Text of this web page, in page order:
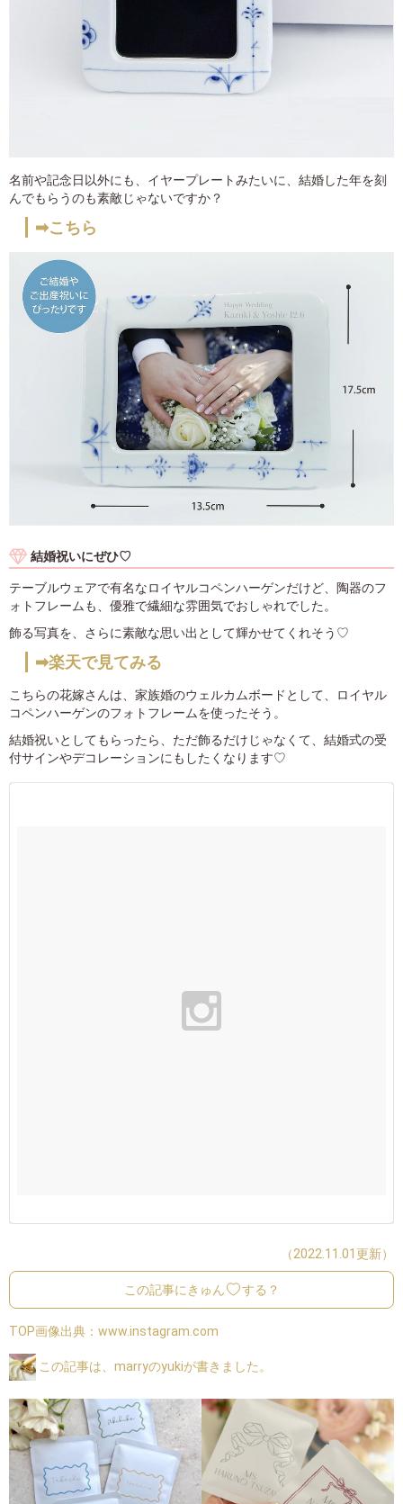
名前や記念日以外にも、イヤープレートみたいに、結婚した年を刻
んでもらうのも素敵じゃないですか？
➡こちら
結婚祝いにぜひ♡
テーブルウェアで有名なロイヤルコペンハーゲンだけど、陶器のフ
ォトフレームも、優雅で繊細な雰囲気でおしゃれでした。
飾る写真を、さらに素敵な思い出として輝かせてくれそう♡
➡楽天で見てみる
こちらの花嫁さんは、家族婚のウェルカムボードとして、ロイヤル
コペンハーゲンのフォトフレームを使ったそう。
結婚祝いとしてもらったら、ただ飾るだけじゃなくて、結婚式の受
付サインやデコレーションにもしたくなります♡
（2022.11.01更新）
この記事にきゅん する？
TOP画像出典： www.instagram.com
この記事は、marryのyukiが書きました。